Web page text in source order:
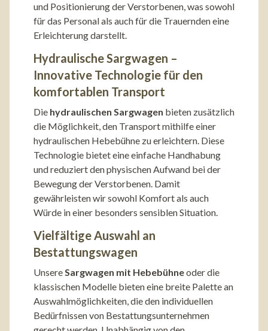
und Positionierung der Verstorbenen, was sowohl
für das Personal als auch für die Trauernden eine
Erleichterung darstellt.
Hydraulische Sargwagen –
Innovative Technologie für den
komfortablen Transport
Die hydraulischen Sargwagen bieten zusätzlich
die Möglichkeit, den Transport mithilfe einer
hydraulischen Hebebühne zu erleichtern. Diese
Technologie bietet eine einfache Handhabung
und reduziert den physischen Aufwand bei der
Bewegung der Verstorbenen. Damit
gewährleisten wir sowohl Komfort als auch
Würde in einer besonders sensiblen Situation.
Vielfältige Auswahl an
Bestattungswagen
UnsereSargwagen mit Hebebühneoder die
klassischen Modelle bieten eine breite Palette an
Auswahlmöglichkeiten, die den individuellen
Bedürfnissen von Bestattungsunternehmen